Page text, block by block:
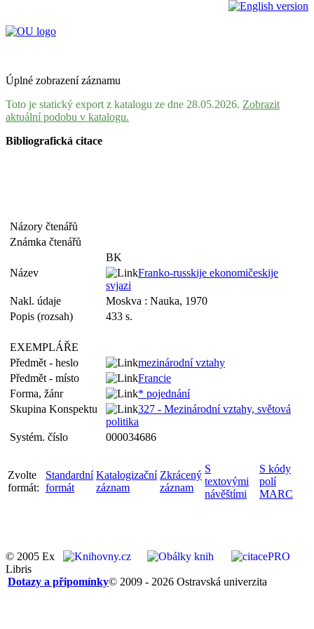
Úplné zobrazení záznamu
Toto je statický export z katalogu ze dne 28.05.2026. Zobrazit
aktuální podobu v katalogu.
Bibliografická citace
Názory čtenářů
Známka čtenářů
BK
Název
Franko-russkije ekonomičeskije
svjazi
Nakl. údaje
Moskva : Nauka, 1970
Popis (rozsah)
433 s.
EXEMPLÁŘE
Předmět - heslo
mezinárodní vztahy
Předmět - místo
Francie
Forma, žánr
* pojednání
Skupina Konspektu
327 - Mezinárodní vztahy, světová
politika
Systém. číslo
000034686
Zvolte
formát:
Standardní
formát
Katalogizační
záznam
Zkrácený
záznam
S
textovými
návěštími
S kódy
polí
MARC
© 2005 Ex
Libris
© 2009 - 2026 Ostravská univerzita
Dotazy a připomínky